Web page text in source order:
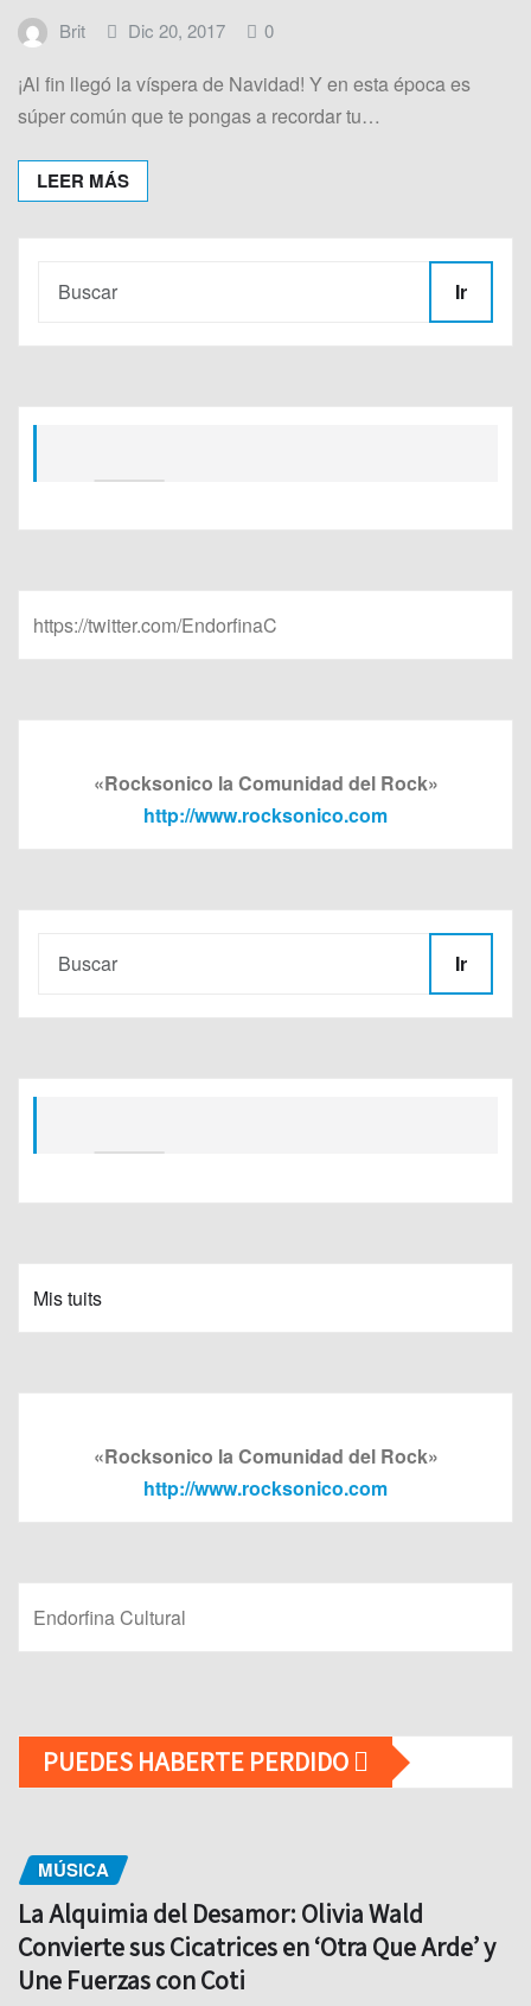
Brit Dic 20, 2017 0
¡Al fin llegó la víspera de Navidad! Y en esta época es
súper común que te pongas a recordar tu…
LEER MÁS
Ir
https://twitter.com/EndorfinaC
«Rocksonico la Comunidad del Rock»
http://www.rocksonico.com
Ir
Mis tuits
«Rocksonico la Comunidad del Rock»
http://www.rocksonico.com
Endorfina Cultural
PUEDES HABERTE PERDIDO
MÚSICA
La Alquimia del Desamor: Olivia Wald
Convierte sus Cicatrices en ‘Otra Que Arde’ y
Une Fuerzas con Coti